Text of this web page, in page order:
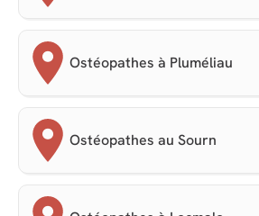
Ostéopathes à Pluméliau
Ostéopathes au Sourn